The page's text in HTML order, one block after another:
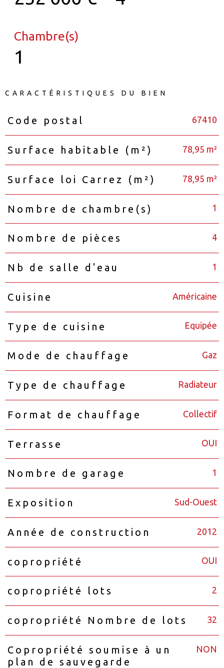
Chambre(s)
1
CARACTÉRISTIQUES DU BIEN
Caractéristiques Valeurs
Code postal 67410
Surface habitable (m²) 78,95 m²
Surface loi Carrez (m²) 78,95 m²
Nombre de chambre(s) 1
Nombre de pièces 4
Nb de salle d'eau 1
Cuisine Américaine
Type de cuisine Equipée
Mode de chauffage Gaz
Type de chauffage Radiateur
Format de chauffage Collectif
Terrasse OUI
Nombre de garage 1
Exposition Sud-Ouest
Année de construction 2012
copropriété OUI
copropriété lots 2
copropriété Nombre de lots 32
Copropriété soumise à un
plan de sauvegarde
NON